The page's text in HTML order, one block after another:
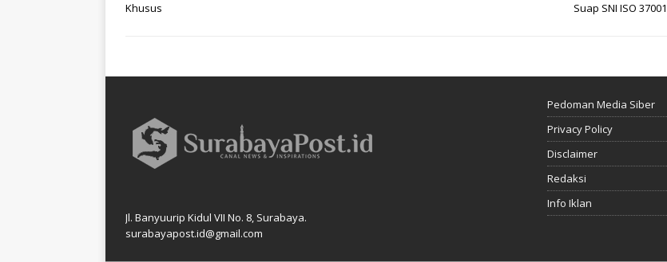
Khusus
Suap SNI ISO 37001
Jl. Banyuurip Kidul VII No. 8, Surabaya.
surabayapost.id@gmail.com
Pedoman Media Siber
Privacy Policy
Disclaimer
Redaksi
Info Iklan